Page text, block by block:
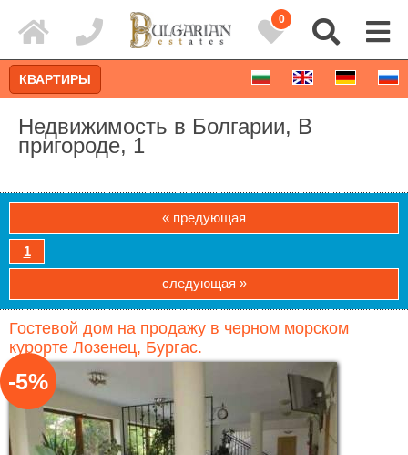
0
Расширенный поиск
КВАРТИРЫ
Недвижимость в Болгарии, В
пригороде, 1
« предующая
1
следующая »
Гостевой дом на продажу в черном морском
курорте Лозенец, Бургас.
-5%